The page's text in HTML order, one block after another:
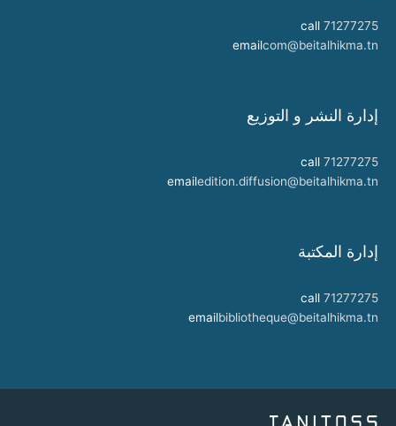
call 71277275
emailcom@beitalhikma.tn
إدارة النشر و التوزيع
call 71277275
emailedition.diffusion@beitalhikma.tn
إدارة المكتبة
call 71277275
emailbibliotheque@beitalhikma.tn